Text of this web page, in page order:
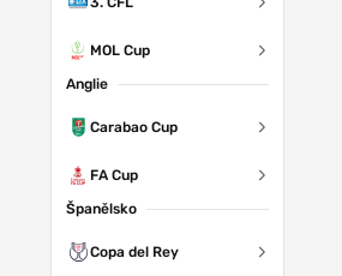
MOL Cup
Anglie
Carabao Cup
FA Cup
Španělsko
Copa del Rey